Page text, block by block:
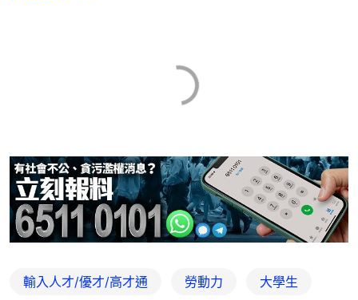
輸入人才/優才/高才通 勞動力 大學生